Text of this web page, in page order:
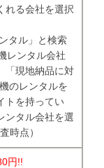
れる会社を選択
タル」と検索
レンタル会社
「現地納品に対
のレンタルを
トを持ってい
ンタル会社を選
時点）
円!!